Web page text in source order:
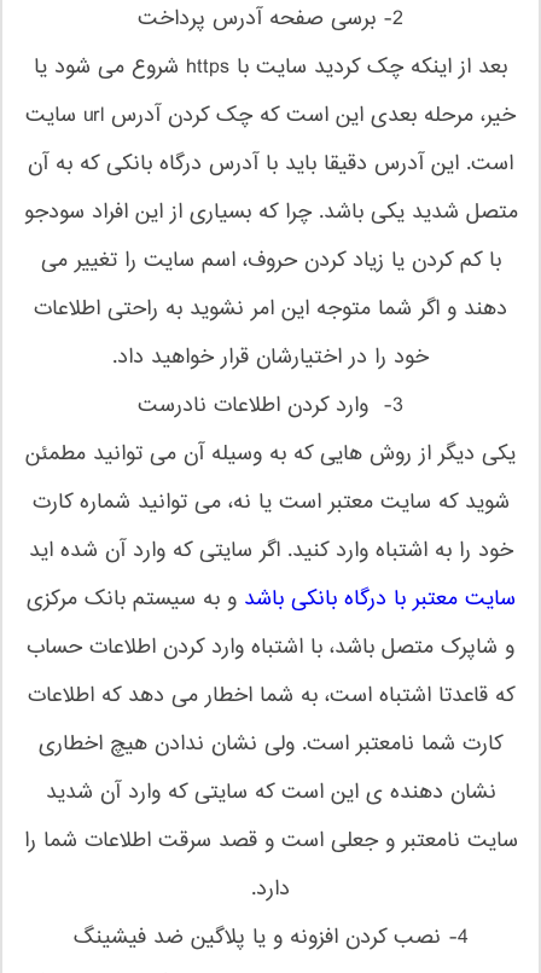
2- برسی صفحه آدرس پرداخت
بعد از اینکه چک کردید سایت با https شروع می شود یا
خیر، مرحله بعدی این است که چک کردن آدرس url سایت
است. این آدرس دقیقا باید با آدرس درگاه بانکی که به آن
متصل شدید یکی باشد. چرا که بسیاری از این افراد سودجو
با کم کردن یا زیاد کردن حروف، اسم سایت را تغییر می
دهند و اگر شما متوجه این امر نشوید به راحتی اطلاعات
خود را در اختیارشان قرار خواهید داد.
3- وارد کردن اطلاعات نادرست
یکی دیگر از روش هایی که به وسیله آن می توانید مطمئن
شوید که سایت معتبر است یا نه، می توانید شماره کارت
خود را به اشتباه وارد کنید. اگر سایتی که وارد آن شده اید
سایت معتبر با درگاه بانکی باشد و به سیستم بانک مرکزی
و شاپرک متصل باشد، با اشتباه وارد کردن اطلاعات حساب
که قاعدتا اشتباه است، به شما اخطار می‌ دهد که اطلاعات
کارت شما نامعتبر است. ولی نشان ندادن هیچ اخطاری
نشان دهنده ی این است که سایتی که وارد آن شدید
سایت نامعتبر و جعلی است و قصد سرقت اطلاعات شما را
دارد.
4- نصب کردن افزونه و یا پلاگین ضد فیشینگ